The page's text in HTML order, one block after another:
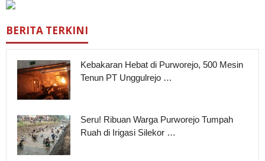
BERITA TERKINI
Kebakaran Hebat di Purworejo, 500 Mesin
Tenun PT Unggulrejo …
Seru! Ribuan Warga Purworejo Tumpah
Ruah di Irigasi Silekor …